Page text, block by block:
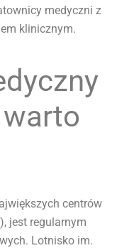
medyczni z
klinicznym.
centrów
jest regularnym
Lotnisko im.